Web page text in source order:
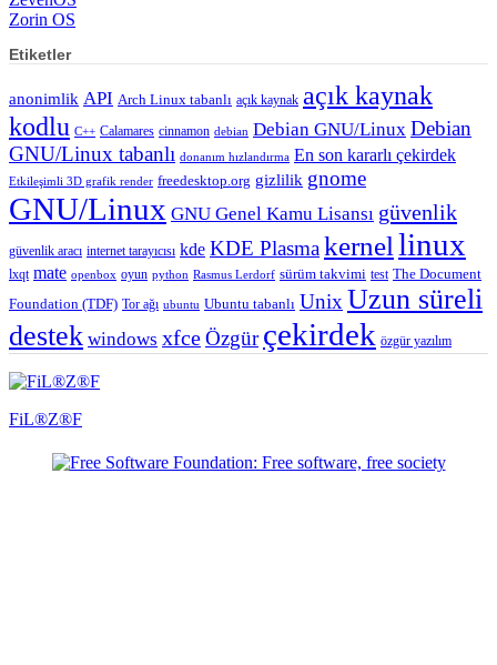
Etkileşimli 3D grafik render
GNU/Linux
kernel linux
lxqt mate openbox oyun python Rasmus Lerdorf sürüm takvimi test The Document
Foundation (TDF) Tor ağı ubuntu Ubuntu tabanlı UnixUzun süreli
destek
windows xfceÖzgürçekirdek
FiL®Z®F